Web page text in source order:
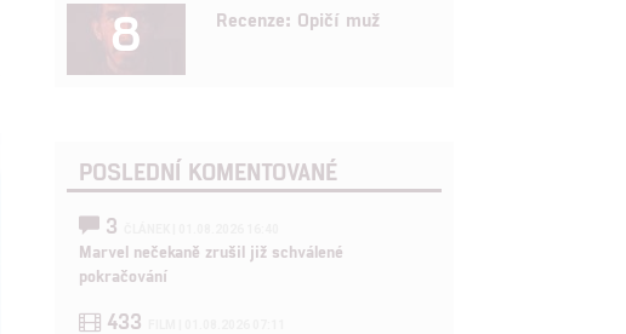
8 Recenze: Opičí muž
POSLEDNÍ KOMENTOVANÉ
3
Marvel nečekaně zrušil již schválené
pokračování
433